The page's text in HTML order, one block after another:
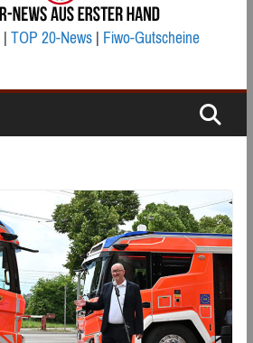
|TOP 20-News|Fiwo-Gutscheine